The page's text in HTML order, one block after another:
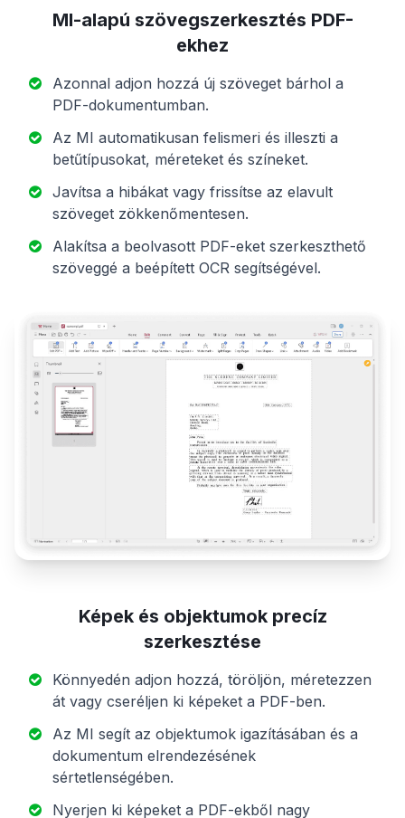
MI-alapú szövegszerkesztés PDF-
ekhez
Azonnal adjon hozzá új szöveget bárhol a
PDF-dokumentumban.
Az MI automatikusan felismeri és illeszti a
betűtípusokat, méreteket és színeket.
Javítsa a hibákat vagy frissítse az elavult
szöveget zökkenőmentesen.
Alakítsa a beolvasott PDF-eket szerkeszthető
szöveggé a beépített OCR segítségével.
Képek és objektumok precíz
szerkesztése
Könnyedén adjon hozzá, töröljön, méretezzen
át vagy cseréljen ki képeket a PDF-ben.
Az MI segít az objektumok igazításában és a
dokumentum elrendezésének
sértetlenségében.
Nyerjen ki képeket a PDF-ekből nagy